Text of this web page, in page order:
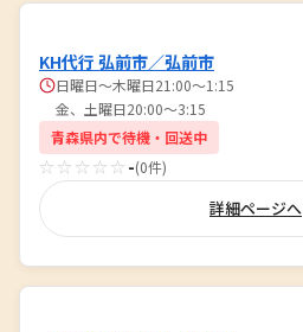
KH代行 弘前市／弘前市
日曜日〜木曜日21:00～1:15
金、土曜日20:00～3:15
青森県内で待機・回送中
☆☆☆☆☆ -(0件)
詳細ページへ